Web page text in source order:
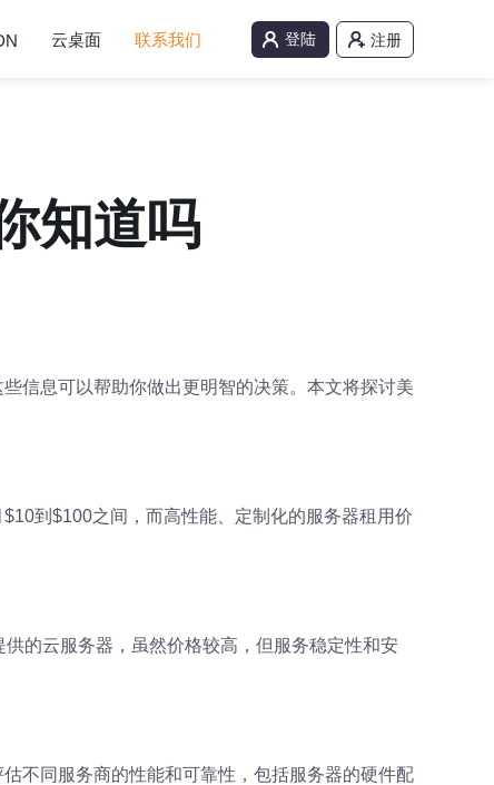
云桌面 联系我们 登陆 注册
知道吗
信息可以帮助你做出更明智的决策。本文将探讨美
到$100之间，而高性能、定制化的服务器租用价
供的云服务器，虽然价格较高，但服务稳定性和安
不同服务商的性能和可靠性，包括服务器的硬件配